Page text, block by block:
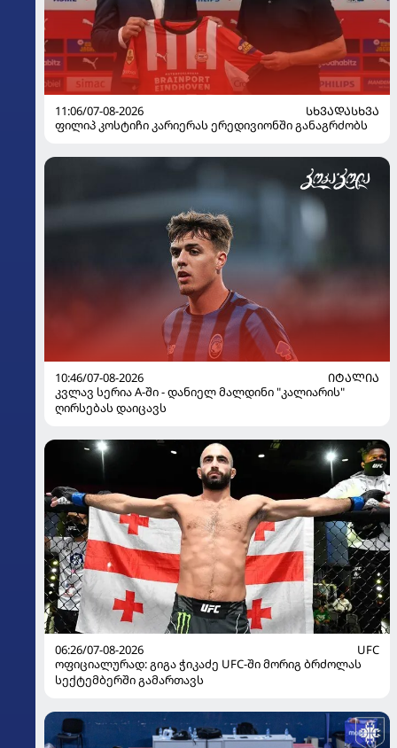
11:06/07-08-2026
ᲡᲮᲕᲐᲓᲐᲡᲮᲕᲐ
ფილიპ კოსტიჩი კარიერას ერედივიონში განაგრძობს
10:46/07-08-2026
ᲘᲢᲐᲚᲘᲐ
კვლავ სერია A-ში - დანიელ მალდინი "კალიარის"
ღირსებას დაიცავს
06:26/07-08-2026
UFC
ოფიციალურად: გიგა ჭიკაძე UFC-ში მორიგ ბრძოლას
სექტემბერში გამართავს